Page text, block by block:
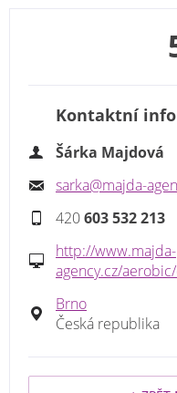
Kontaktní
Šárka Majdová
sarka@majda-
420603 532 213
http://www.majda-
agency.cz/
Brno
Česká republika